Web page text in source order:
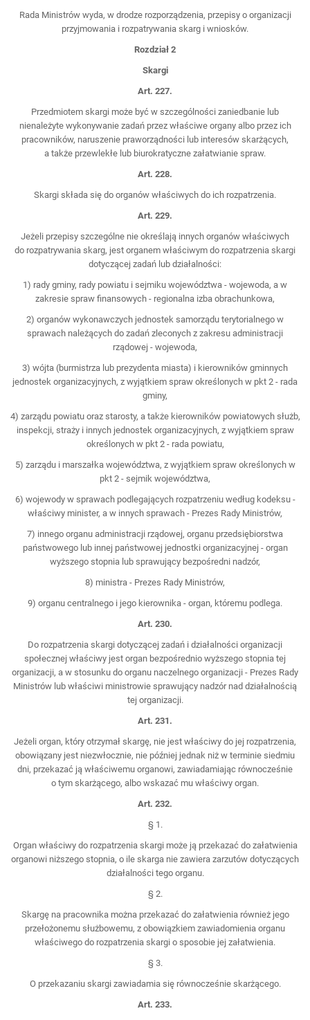
Rada Ministrów wyda, w drodze rozporządzenia, przepisy o organizacji
przyjmowania i rozpatrywania skarg i wniosków.
Rozdział 2
Skargi
Art. 227.
Przedmiotem skargi może być w szczególności zaniedbanie lub
nienależyte wykonywanie zadań przez właściwe organy albo przez ich
pracowników, naruszenie praworządności lub interesów skarżących,
a także przewlekłe lub biurokratyczne załatwianie spraw.
Art. 228.
Skargi składa się do organów właściwych do ich rozpatrzenia.
Art. 229.
Jeżeli przepisy szczególne nie określają innych organów właściwych
do rozpatrywania skarg, jest organem właściwym do rozpatrzenia skargi
dotyczącej zadań lub działalności:
1) rady gminy, rady powiatu i sejmiku województwa - wojewoda, a w
zakresie spraw finansowych - regionalna izba obrachunkowa,
2) organów wykonawczych jednostek samorządu terytorialnego w
sprawach należących do zadań zleconych z zakresu administracji
rządowej - wojewoda,
3) wójta (burmistrza lub prezydenta miasta) i kierowników gminnych
jednostek organizacyjnych, z wyjątkiem spraw określonych w pkt 2 - rada
gminy,
4) zarządu powiatu oraz starosty, a także kierowników powiatowych służb,
inspekcji, straży i innych jednostek organizacyjnych, z wyjątkiem spraw
określonych w pkt 2 - rada powiatu,
5) zarządu i marszałka województwa, z wyjątkiem spraw określonych w
pkt 2 - sejmik województwa,
6) wojewody w sprawach podlegających rozpatrzeniu według kodeksu -
właściwy minister, a w innych sprawach - Prezes Rady Ministrów,
7) innego organu administracji rządowej, organu przedsiębiorstwa
państwowego lub innej państwowej jednostki organizacyjnej - organ
wyższego stopnia lub sprawujący bezpośredni nadzór,
8) ministra - Prezes Rady Ministrów,
9) organu centralnego i jego kierownika - organ, któremu podlega.
Art. 230.
Do rozpatrzenia skargi dotyczącej zadań i działalności organizacji
społecznej właściwy jest organ bezpośrednio wyższego stopnia tej
organizacji, a w stosunku do organu naczelnego organizacji - Prezes Rady
Ministrów lub właściwi ministrowie sprawujący nadzór nad działalnością
tej organizacji.
Art. 231.
Jeżeli organ, który otrzymał skargę, nie jest właściwy do jej rozpatrzenia,
obowiązany jest niezwłocznie, nie później jednak niż w terminie siedmiu
dni, przekazać ją właściwemu organowi, zawiadamiając równocześnie
o tym skarżącego, albo wskazać mu właściwy organ.
Art. 232.
§ 1.
Organ właściwy do rozpatrzenia skargi może ją przekazać do załatwienia
organowi niższego stopnia, o ile skarga nie zawiera zarzutów dotyczących
działalności tego organu.
§ 2.
Skargę na pracownika można przekazać do załatwienia również jego
przełożonemu służbowemu, z obowiązkiem zawiadomienia organu
właściwego do rozpatrzenia skargi o sposobie jej załatwienia.
§ 3.
O przekazaniu skargi zawiadamia się równocześnie skarżącego.
Art. 233.